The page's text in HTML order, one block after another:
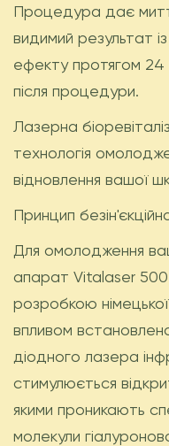
Процедура дає
видимий результат
ефекту протягом 24
після процедури.
Лазерна
технологія
відновлення вашої
Принцип
Для омолодження
апарат Vitalaser 500
розробкою
впливом
діодного лазера
стимулюється
якими проникають
молекули